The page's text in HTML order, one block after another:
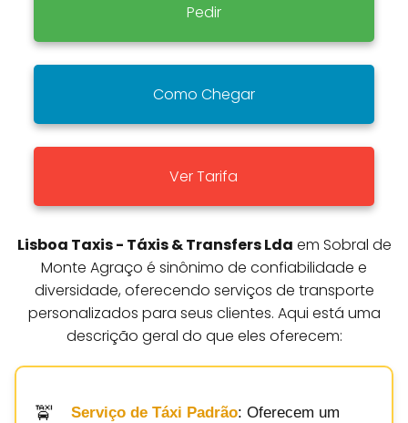
Pedir
Como Chegar
Ver Tarifa
Lisboa Taxis - Táxis & Transfers Lda em Sobral de
Monte Agraço é sinônimo de confiabilidade e
diversidade, oferecendo serviços de transporte
personalizados para seus clientes. Aqui está uma
descrição geral do que eles oferecem:
Serviço de Táxi Padrão: Oferecem um